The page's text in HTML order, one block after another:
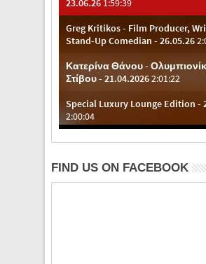
FIND US ON FACEBOOK